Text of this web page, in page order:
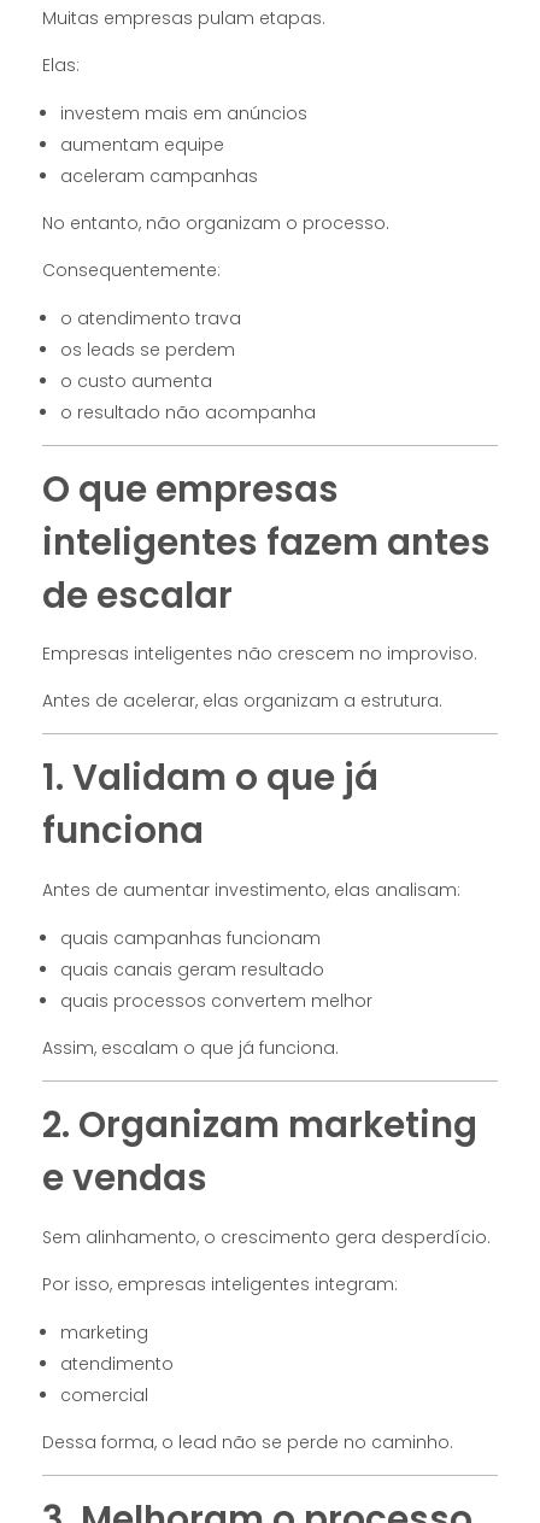
Muitas empresas pulam etapas.
Elas:
investem mais em anúncios
aumentam equipe
aceleram campanhas
No entanto, não organizam o processo.
Consequentemente:
o atendimento trava
os leads se perdem
o custo aumenta
o resultado não acompanha
O que empresas
inteligentes fazem antes
de escalar
Empresas inteligentes não crescem no improviso.
Antes de acelerar, elas organizam a estrutura.
1. Validam o que já
funciona
Antes de aumentar investimento, elas analisam:
quais campanhas funcionam
quais canais geram resultado
quais processos convertem melhor
Assim, escalam o que já funciona.
2. Organizam marketing
e vendas
Sem alinhamento, o crescimento gera desperdício.
Por isso, empresas inteligentes integram:
marketing
atendimento
comercial
Dessa forma, o lead não se perde no caminho.